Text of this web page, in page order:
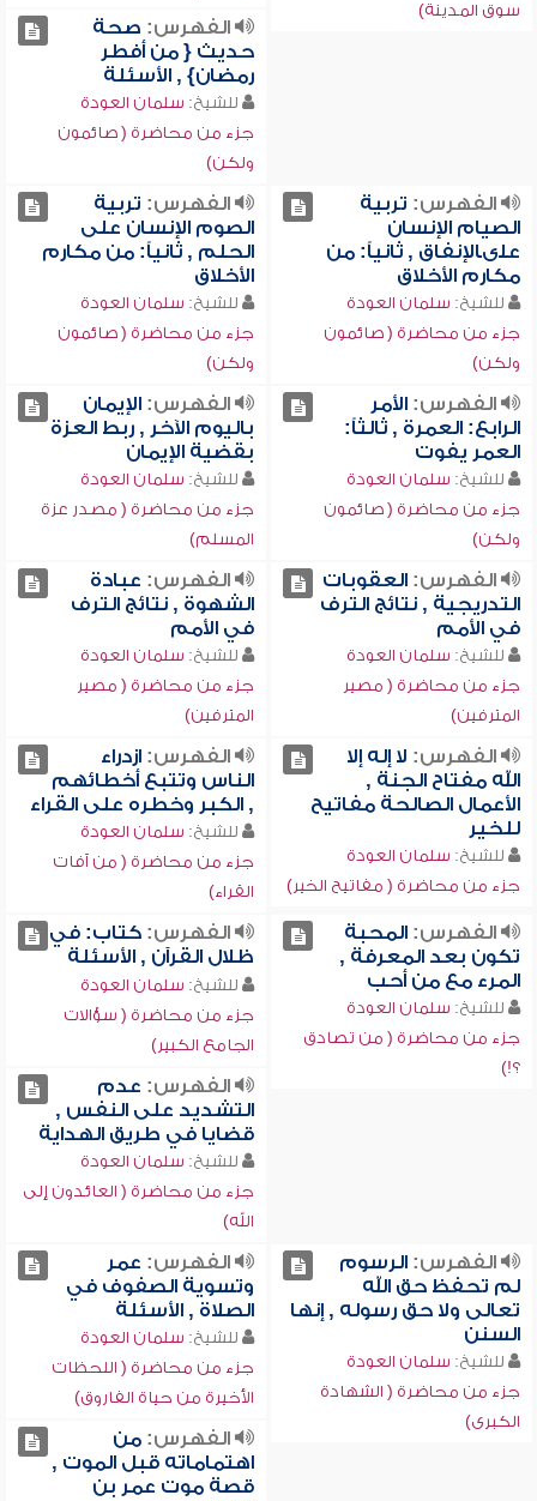
سوق المدينة)
الفهرس: صحة
حديث { من أفطر
رمضان} , الأسئلة
للشيخ: سلمان العودة
جزء من محاضرة ( صائمون
ولكن)
الفهرس: تربية
الصيام الإنسان
علىالإنفاق , ثانياً: من
مكارم الأخلاق
للشيخ: سلمان العودة
جزء من محاضرة ( صائمون
ولكن)
الفهرس: تربية
الصوم الإنسان على
الحلم , ثانياً: من مكارم
الأخلاق
للشيخ: سلمان العودة
جزء من محاضرة ( صائمون
ولكن)
الفهرس:الأمر
الرابع: العمرة , ثالثاً:
العمر يفوت
للشيخ: سلمان العودة
جزء من محاضرة ( صائمون
ولكن)
الفهرس:الإيمان
باليوم الآخر , ربط العزة
بقضية الإيمان
للشيخ: سلمان العودة
جزء من محاضرة ( مصدر عزة
المسلم)
الفهرس:العقوبات
التدريجية , نتائج الترف
في الأمم
للشيخ: سلمان العودة
جزء من محاضرة ( مصير
المترفين)
الفهرس: عبادة
الشهوة , نتائج الترف
في الأمم
للشيخ: سلمان العودة
جزء من محاضرة ( مصير
المترفين)
الفهرس: لا إله إلا
الله مفتاح الجنة ,
الأعمال الصالحة مفاتيح
للخير
للشيخ: سلمان العودة
جزء من محاضرة ( مفاتيح الخير)
الفهرس:ازدراء
الناس وتتبع أخطائهم
, الكبر وخطره على القراء
للشيخ: سلمان العودة
جزء من محاضرة ( من آفات
القراء)
الفهرس:المحبة
تكون بعد المعرفة ,
المرء مع من أحب
للشيخ: سلمان العودة
جزء من محاضرة ( من تصادق
؟!)
الفهرس:كتاب: في
ظلال القرآن , الأسئلة
للشيخ: سلمان العودة
جزء من محاضرة ( سؤالات
الجامع الكبير)
الفهرس: عدم
التشديد على النفس ,
قضايا في طريق الهداية
للشيخ: سلمان العودة
جزء من محاضرة ( العائدون إلى
الله)
الفهرس:الرسوم
لم تحفظ حق الله
تعالى ولا حق رسوله , إنها
السنن
للشيخ: سلمان العودة
جزء من محاضرة ( الشهادة
الكبرى)
الفهرس: عمر
وتسوية الصفوف في
الصلاة , الأسئلة
للشيخ: سلمان العودة
جزء من محاضرة ( اللحظات
الأخيرة من حياة الفاروق)
الفهرس:من
اهتماماته قبل الموت ,
قصة موت عمر بن